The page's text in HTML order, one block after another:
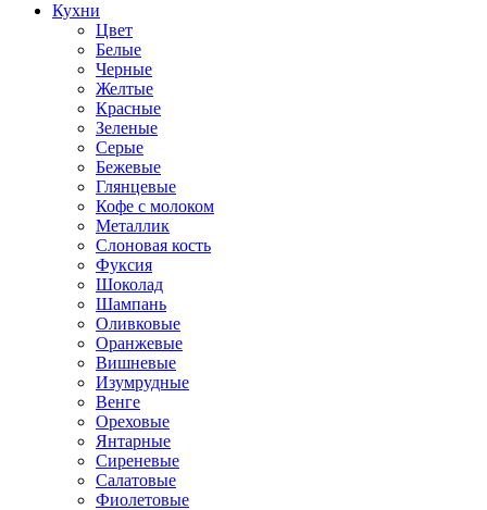
Кухни
Цвет
Белые
Черные
Желтые
Красные
Зеленые
Серые
Бежевые
Глянцевые
Кофе с молоком
Металлик
Слоновая кость
Фуксия
Шоколад
Шампань
Оливковые
Оранжевые
Вишневые
Изумрудные
Венге
Ореховые
Янтарные
Сиреневые
Салатовые
Фиолетовые